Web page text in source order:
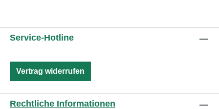
Service-Hotline
Vertrag widerrufen
Rechtliche Informationen